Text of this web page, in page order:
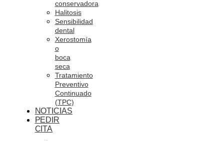
conservadora
Halitosis
Sensibilidad
dental
Xerostomía
o
boca
seca
Tratamiento
Preventivo
Continuado
(TPC)
NOTICIAS
PEDIR
CITA